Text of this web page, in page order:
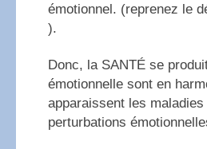
émotionnel. (reprenez le
).
Donc, la SANTÉ se
émotionnelle sont en
apparaissent les
perturbations